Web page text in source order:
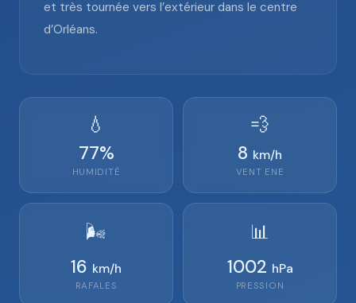
et très tournée vers l’extérieur dans le centre
d’Orléans.
💧
77%
HUMIDITÉ
💨
8 km/h
VENT ENE
🌬️
16 km/h
RAFALES
📊
1002 hPa
PRESSION